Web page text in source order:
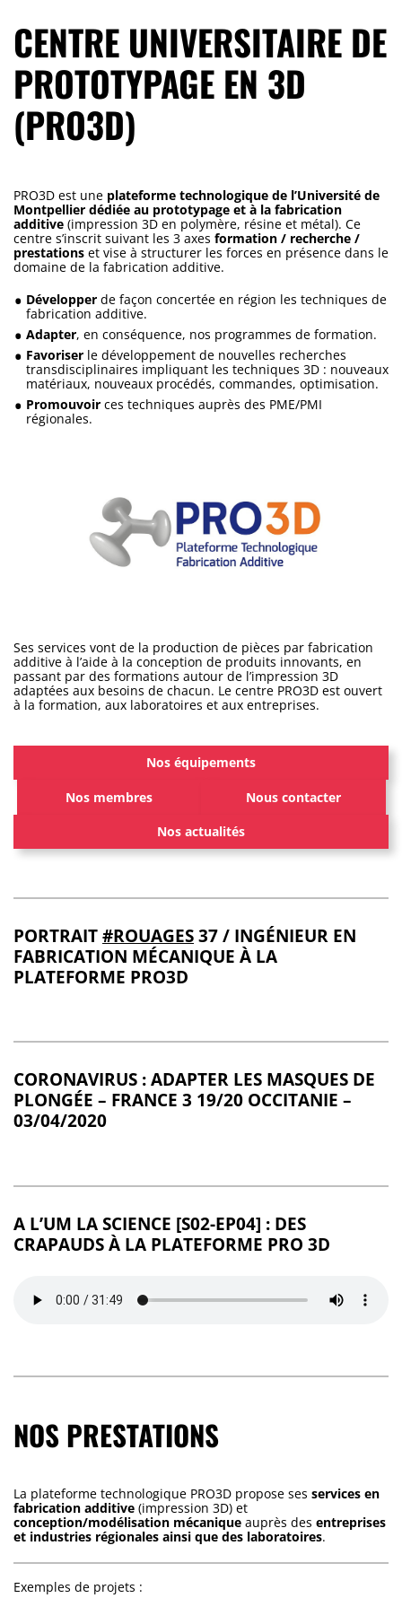
CENTRE UNIVERSITAIRE DE
PROTOTYPAGE EN 3D
(PRO3D)
PRO3D est une plateforme technologique de l’Université de
Montpellier dédiée au prototypage et à la fabrication
additive (impression 3D en polymère, résine et métal). Ce
centre s’inscrit suivant les 3 axes formation / recherche /
prestations et vise à structurer les forces en présence dans le
domaine de la fabrication additive.
Développer de façon concertée en région les techniques de
fabrication additive.
Adapter, en conséquence, nos programmes de formation.
Favoriser le développement de nouvelles recherches
transdisciplinaires impliquant les techniques 3D : nouveaux
matériaux, nouveaux procédés, commandes, optimisation.
Promouvoir ces techniques auprès des PME/PMI
régionales.
Ses services vont de la production de pièces par fabrication
additive à l’aide à la conception de produits innovants, en
passant par des formations autour de l’impression 3D
adaptées aux besoins de chacun. Le centre PRO3D est ouvert
à la formation, aux laboratoires et aux entreprises.
Nos équipements
Nos membres Nous contacter
Nos actualités
PORTRAIT#ROUAGES37 / INGÉNIEUR EN
FABRICATION MÉCANIQUE À LA
PLATEFORME PRO3D
CORONAVIRUS : ADAPTER LES MASQUES DE
PLONGÉE – FRANCE 3 19/20 OCCITANIE –
03/04/2020
A L’UM LA SCIENCE [S02-EP04] : DES
CRAPAUDS À LA PLATEFORME PRO 3D
NOS PRESTATIONS
La plateforme technologique PRO3D propose ses services en
fabrication additive (impression 3D) et
conception/modélisation mécanique auprès des entreprises
et industries régionales ainsi que des laboratoires.
Exemples de projets :